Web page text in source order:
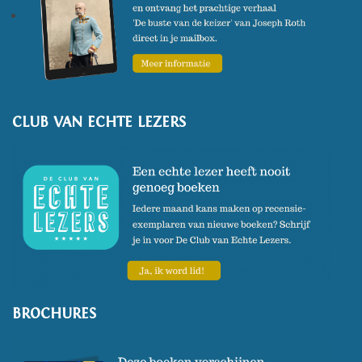
Buitenzorg', en in oktober 2022
verscheen het boek 'De
kampschilders' .
CLUB VAN ECHTE LEZERS
BROCHURES